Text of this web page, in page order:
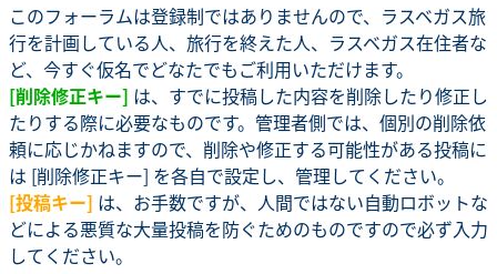
このフォーラムは登録制ではありませんので、ラスベガス旅
行を計画している人、旅行を終えた人、ラスベガス在住者な
ど、今すぐ仮名でどなたでもご利用いただけます。
[削除修正キー] は、すでに投稿した内容を削除したり修正し
たりする際に必要なものです。管理者側では、個別の削除依
頼に応じかねますので、削除や修正する可能性がある投稿に
は [削除修正キー] を各自で設定し、管理してください。
[投稿キー] は、お手数ですが、人間ではない自動ロボットな
どによる悪質な大量投稿を防ぐためのものですので必ず入力
してください。